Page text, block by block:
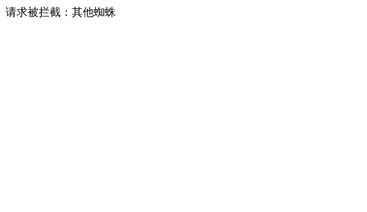
请求被拦截：其他蜘蛛